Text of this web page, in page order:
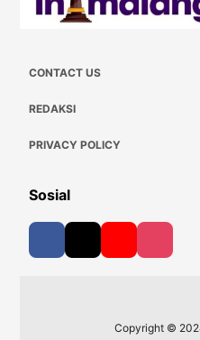
CONTACT US
REDAKSI
PRIVACY POLICY
Sosial
Copyright ©